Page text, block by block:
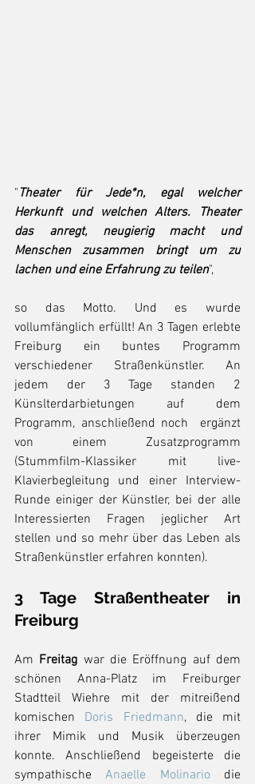
" Theater für Jede*n, egal welcher
Herkunft und welchen Alters. Theater
das anregt, neugierig macht und
Menschen zusammen bringt um zu
lachen und eine Erfahrung zu teilen",
so das Motto. Und es wurde
vollumfänglich erfüllt! An 3 Tagen erlebte
Freiburg ein buntes Programm
verschiedener Straßenkünstler. An
jedem der 3 Tage standen 2
Künslterdarbietungen auf dem
Programm, anschließend noch  ergänzt
von einem Zusatzprogramm
(Stummfilm-Klassiker mit live-
Klavierbegleitung und einer Interview-
Runde einiger der Künstler, bei der alle
Interessierten Fragen jeglicher Art
stellen und so mehr über das Leben als
Straßenkünstler erfahren konnten).
3 Tage Straßentheater in
Freiburg
Am Freitag war die Eröffnung auf dem
schönen Anna-Platz im Freiburger
Stadtteil Wiehre mit der mitreißend
komischen Doris Friedmann, die mit
ihrer Mimik und Musik überzeugen
konnte. Anschließend begeisterte die
sympathische Anaelle Molinario die